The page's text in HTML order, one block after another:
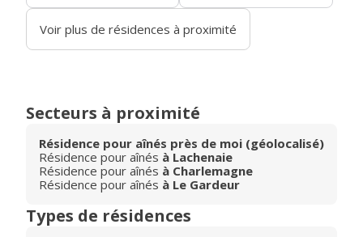
Voir plus de résidences à proximité
Secteurs à proximité
Résidence pour aînés près de moi (géolocalisé)
Résidence pour aînés à Lachenaie
Résidence pour aînés à Charlemagne
Résidence pour aînés à Le Gardeur
Types de résidences